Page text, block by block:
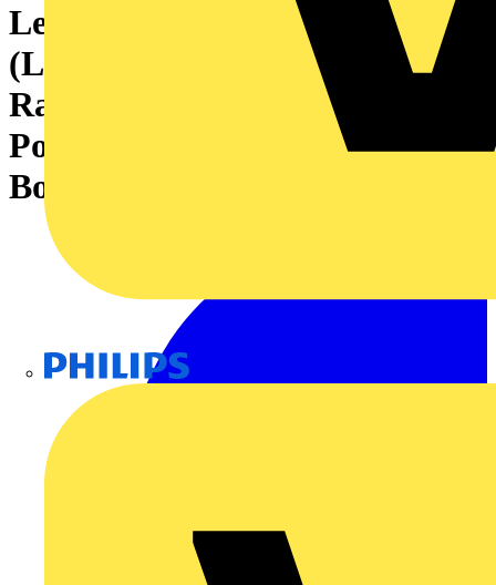
Leiterplattensteckverbinder
(Leiteranschluss), 320 V, 22 A,
Raster in mm: 5.08, 4 mm²,
Polzahl: 8, Zugbügelanschluss,
Box